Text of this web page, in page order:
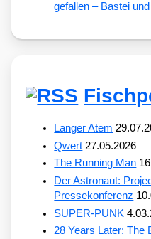
gefallen – Bastei
Langer Atem
Qwert 27.05.2026
The Running Man
Der Astronaut:
Pressekonferenz
SUPER-PUNK
28 Years Later: The